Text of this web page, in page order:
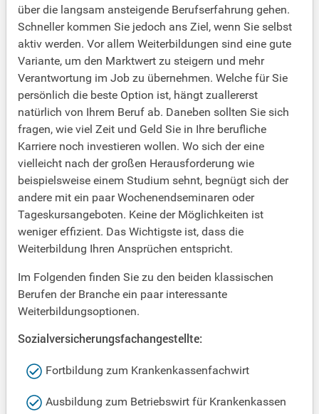
über die langsam ansteigende Berufserfahrung gehen.
Schneller kommen Sie jedoch ans Ziel, wenn Sie selbst
aktiv werden. Vor allem Weiterbildungen sind eine gute
Variante, um den Marktwert zu steigern und mehr
Verantwortung im Job zu übernehmen. Welche für Sie
persönlich die beste Option ist, hängt zuallererst
natürlich von Ihrem Beruf ab. Daneben sollten Sie sich
fragen, wie viel Zeit und Geld Sie in Ihre berufliche
Karriere noch investieren wollen. Wo sich der eine
vielleicht nach der großen Herausforderung wie
beispielsweise einem Studium sehnt, begnügt sich der
andere mit ein paar Wochenendseminaren oder
Tageskursangeboten. Keine der Möglichkeiten ist
weniger effizient. Das Wichtigste ist, dass die
Weiterbildung Ihren Ansprüchen entspricht.
Im Folgenden finden Sie zu den beiden klassischen
Berufen der Branche ein paar interessante
Weiterbildungsoptionen.
Sozialversicherungsfachangestellte:
Fortbildung zum Krankenkassenfachwirt
Ausbildung zum Betriebswirt für Krankenkassen